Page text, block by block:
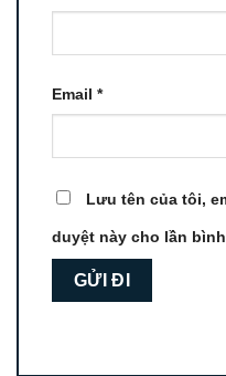
Email *
Lưu tên của tôi,
duyệt này cho lần